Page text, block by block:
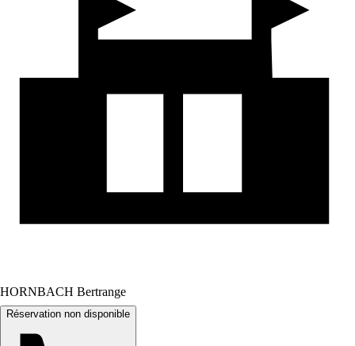
HORNBACH Bertrange
Réservation non disponible